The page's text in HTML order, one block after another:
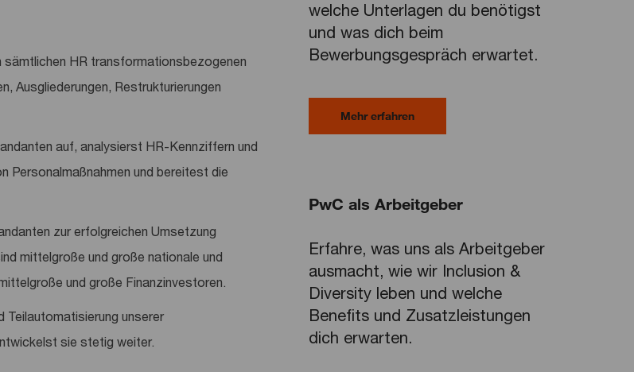
HR transformationsbezogenen
Ausgliederungen, Restrukturierungen
auf, analysierst HR-Kennziffern und
Personalmaßnahmen und bereitest die
zur erfolgreichen Umsetzung
mittelgroße und große nationale und
und große Finanzinvestoren.
Teilautomatisierung unserer
sie stetig weiter.
welche Unterlagen du benötigst
und was dich beim
Bewerbungsgespräch erwartet.
Mehr erfahren
PwC als Arbeitgeber
Erfahre, was uns als Arbeitgeber
ausmacht, wie wir Inclusion &
Diversity leben und welche
Benefits und Zusatzleistungen
dich erwarten.